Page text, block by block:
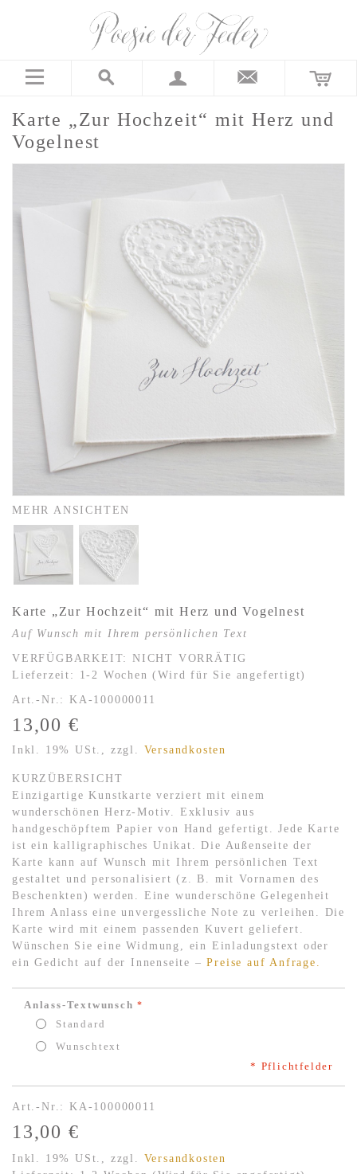
Karte „Zur Hochzeit“ mit Herz und
Vogelnest
MEHR ANSICHTEN
Karte „Zur Hochzeit“ mit Herz und Vogelnest
Auf Wunsch mit Ihrem persönlichen Text
VERFÜGBARKEIT:
NICHT VORRÄTIG
Lieferzeit: 1-2 Wochen (Wird für Sie angefertigt)
Art.-Nr.: KA-100000011
13,00 €
Inkl. 19% USt. , zzgl. Versandkosten
KURZÜBERSICHT
Einzigartige Kunstkarte verziert mit einem
wunderschönen Herz-Motiv. Exklusiv aus
handgeschöpftem Papier von Hand gefertigt. Jede Karte
ist ein kalligraphisches Unikat. Die Außenseite der
Karte kann auf Wunsch mit Ihrem persönlichen Text
gestaltet und personalisiert (z. B. mit Vornamen des
Beschenkten) werden. Eine wunderschöne Gelegenheit
Ihrem Anlass eine unvergessliche Note zu verleihen. Die
Karte wird mit einem passenden Kuvert geliefert.
Wünschen Sie eine Widmung, ein Einladungstext oder
ein Gedicht auf der Innenseite –Preise auf Anfrage.
Anlass-Textwunsch
Standard
Wunschtext
* Pflichtfelder
Art.-Nr.: KA-100000011
13,00 €
Inkl. 19% USt. , zzgl. Versandkosten